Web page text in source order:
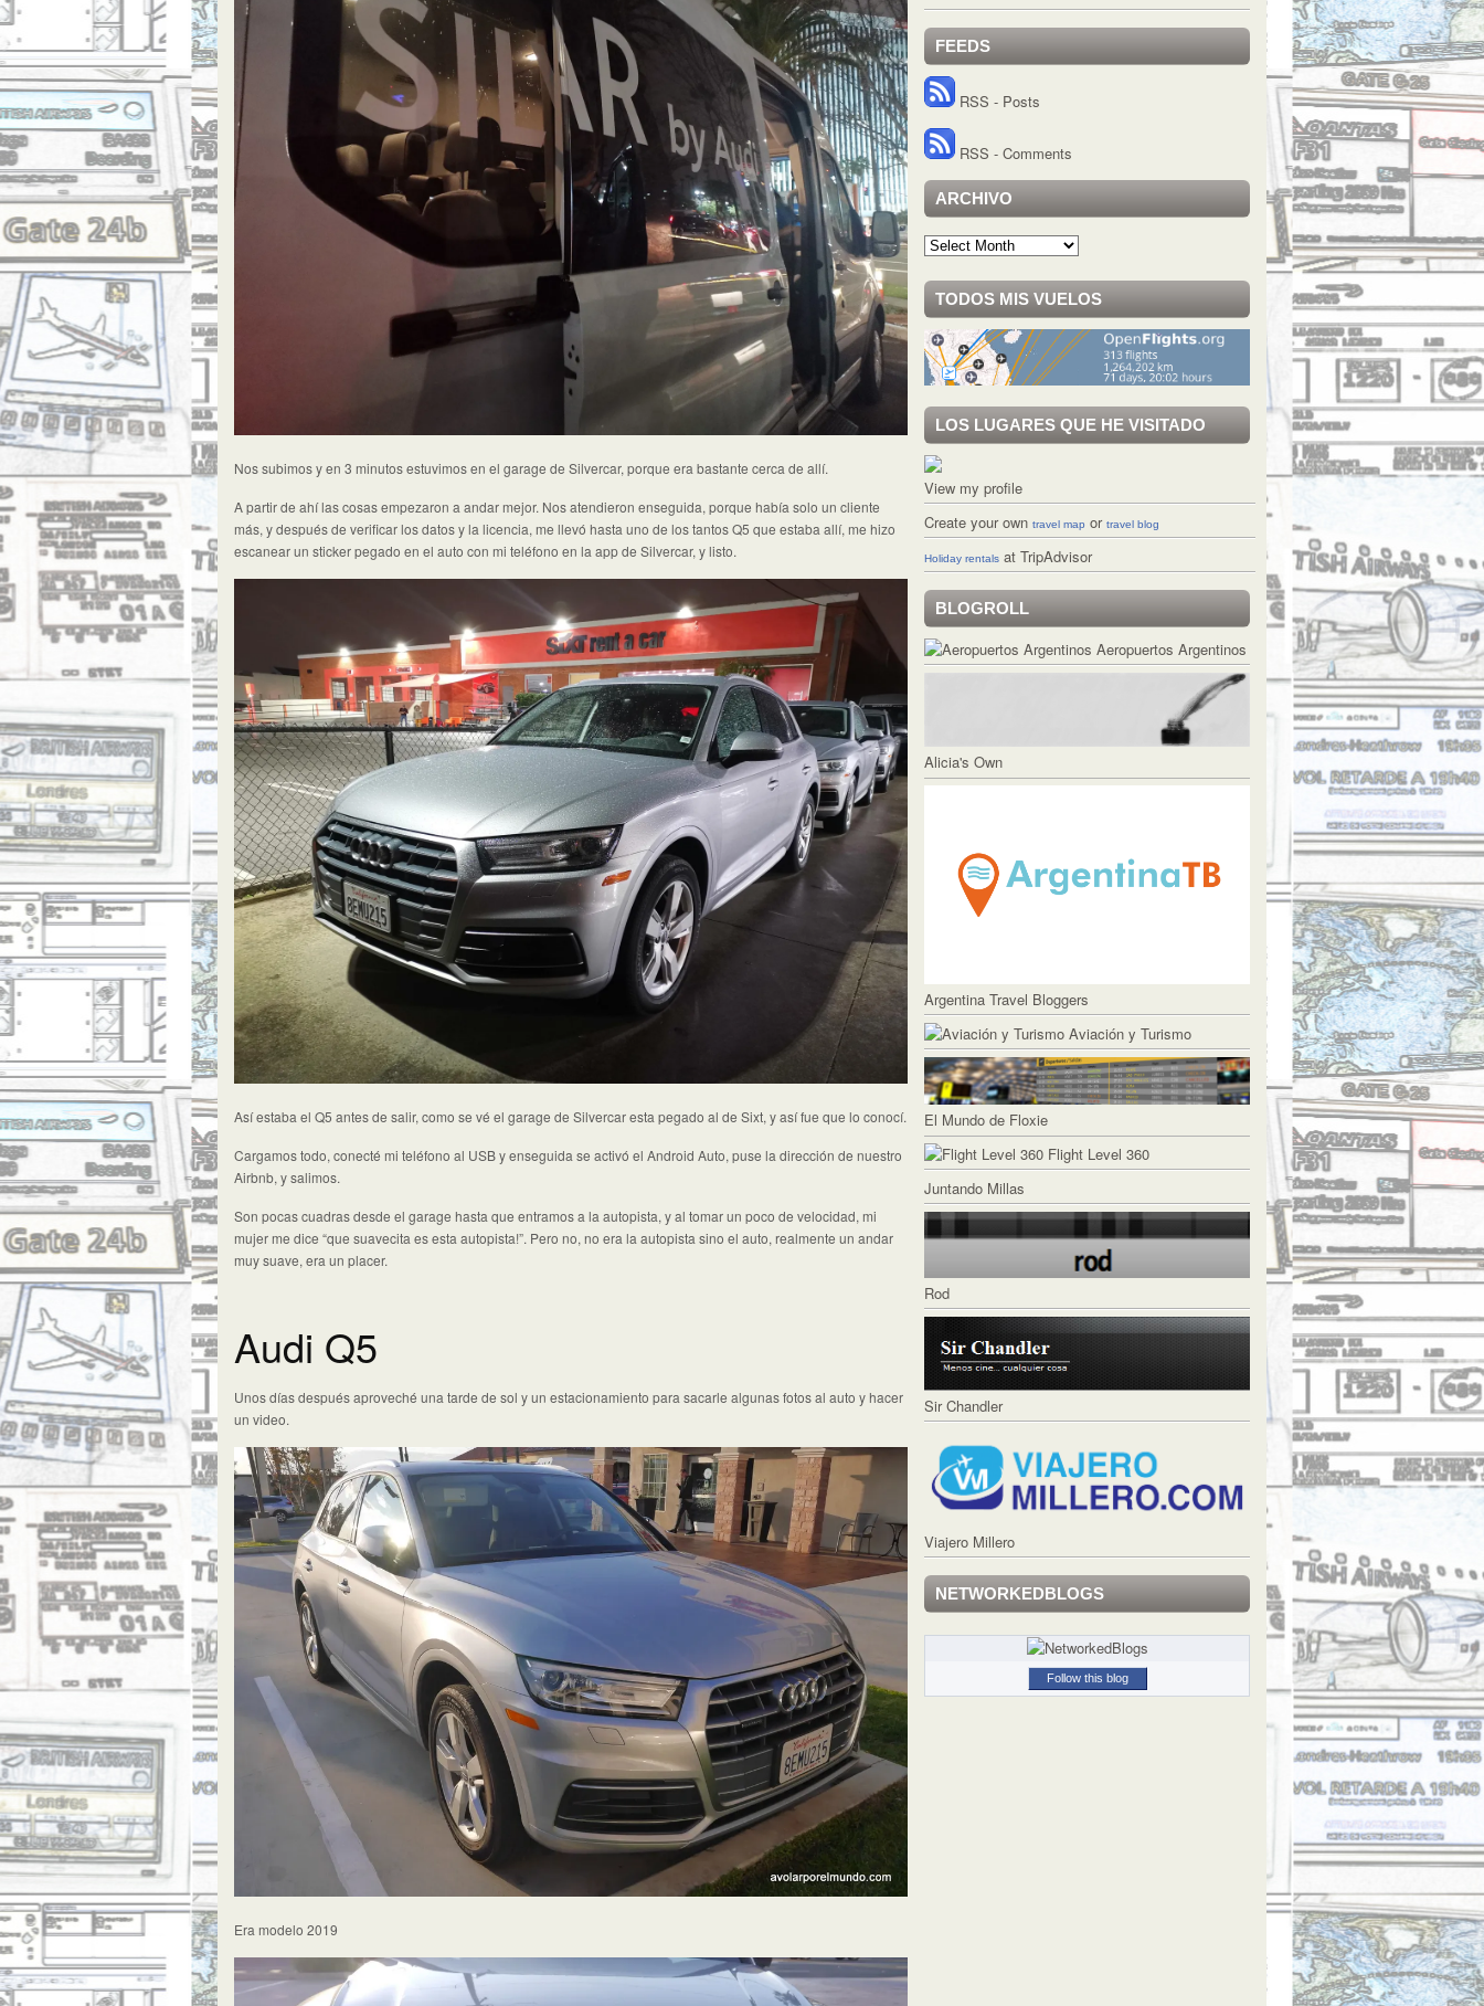
Nos subimos y en 3 minutos estuvimos en el garage de Silvercar, porque era bastante cerca de allí.
A partir de ahí las cosas empezaron a andar mejor. Nos atendieron enseguida, porque había solo un cliente
más, y después de verificar los datos y la licencia, me llevó hasta uno de los tantos Q5 que estaba allí, me hizo
escanear un sticker pegado en el auto con mi teléfono en la app de Silvercar, y listo.
Así estaba el Q5 antes de salir, como se vé el garage de Silvercar esta pegado al de Sixt, y así fue que lo conocí.
Cargamos todo, conecté mi teléfono al USB y enseguida se activó el Android Auto, puse la dirección de nuestro
Airbnb, y salimos.
Son pocas cuadras desde el garage hasta que entramos a la autopista, y al tomar un poco de velocidad, mi
mujer me dice “que suavecita es esta autopista!”. Pero no, no era la autopista sino el auto, realmente un andar
muy suave, era un placer.
Audi Q5
Unos días después aproveché una tarde de sol y un estacionamiento para sacarle algunas fotos al auto y hacer
un video.
Era modelo 2019
FEEDS
RSS - Posts
RSS - Comments
ARCHIVO
Archivo
TODOS MIS VUELOS
LOS LUGARES QUE HE VISITADO
View my profile
Create your own travel map or travel blog
Holiday rentals at TripAdvisor
BLOGROLL
Aeropuertos Argentinos
Alicia's Own
Argentina Travel Bloggers
Aviación y Turismo
El Mundo de Floxie
Flight Level 360
Juntando Millas
Rod
Sir Chandler
Viajero Millero
NETWORKEDBLOGS
Follow this blog